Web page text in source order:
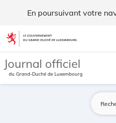
En poursuivant votre
Aller au contenu
Journal officiel
du Grand-Duché de Luxembourg